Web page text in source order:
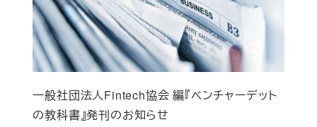
一般社団法人Fintech協会 編『ベンチャーデット
の教科書』発刊のお知らせ